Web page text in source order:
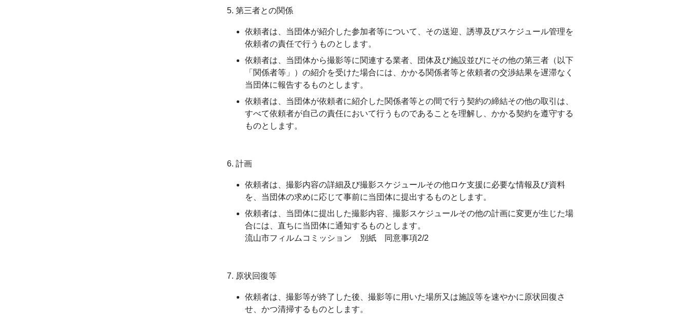
5. 第三者との関係
依頼者は、当団体が紹介した参加者等について、その送迎、誘導及びスケジュール管理を
依頼者の責任で行うものとします。
依頼者は、当団体から撮影等に関連する業者、団体及び施設並びにその他の第三者（以下
「関係者等」）の紹介を受けた場合には、かかる関係者等と依頼者の交渉結果を遅滞なく
当団体に報告するものとします。
依頼者は、当団体が依頼者に紹介した関係者等との間で行う契約の締結その他の取引は、
すべて依頼者が自己の責任において行うものであることを理解し、かかる契約を遵守する
ものとします。
6. 計画
依頼者は、撮影内容の詳細及び撮影スケジュールその他ロケ支援に必要な情報及び資料
を、当団体の求めに応じて事前に当団体に提出するものとします。
依頼者は、当団体に提出した撮影内容、撮影スケジュールその他の計画に変更が生じた場
合には、直ちに当団体に通知するものとします。
流山市フィルムコミッション 別紙 同意事項2/2
7. 原状回復等
依頼者は、撮影等が終了した後、撮影等に用いた場所又は施設等を速やかに原状回復さ
せ、かつ清掃するものとします。